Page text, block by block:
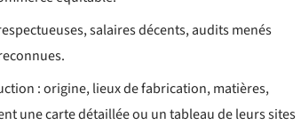
salaires décents, audits menés
: origine, lieux de fabrication, matières,
une carte détaillée ou un tableau de leurs sites